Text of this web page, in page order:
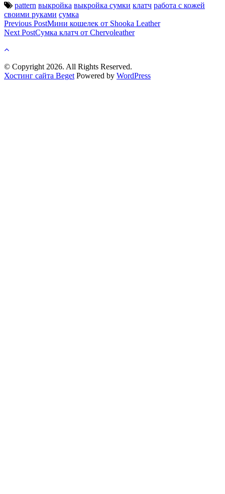
pattern выкройка выкройка сумки клатч работа с кожей
своими руками сумка
Post
navigation
Previous PostМини кошелек от Shooka Leather
Next PostСумка клатч от Chervoleather
© Copyright 2026. All Rights Reserved.
Хостинг сайта Beget Powered by WordPress